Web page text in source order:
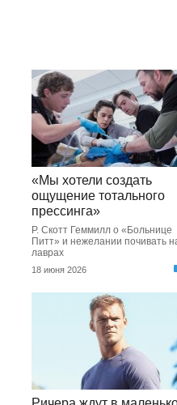
«Мы хотели создать
ощущение тотального
прессинга»
Р. Скотт Геммилл о «Больнице
Питт» и нежелании почивать
лаврах
18 июня 2026